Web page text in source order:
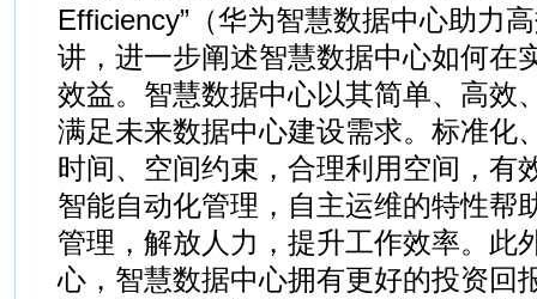
Efficiency”（华为智慧数据中心助力
讲，进一步阐述智慧数据中心如何在
效益。智慧数据中心以其简单、高效
满足未来数据中心建设需求。标准化
时间、空间约束，合理利用空间，有
智能自动化管理，自主运维的特性帮
管理，解放人力，提升工作效率。此
心，智慧数据中心拥有更好的投资回